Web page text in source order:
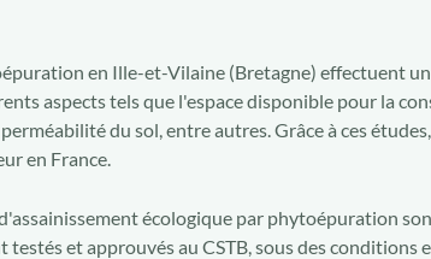
en Ille-et-Vilaine (Bretagne) effectuent
aspects tels que l'espace disponible pour la
du sol, entre autres. Grâce à ces
en France.
écologique par phytoépuration
testés et approuvés au CSTB, sous des